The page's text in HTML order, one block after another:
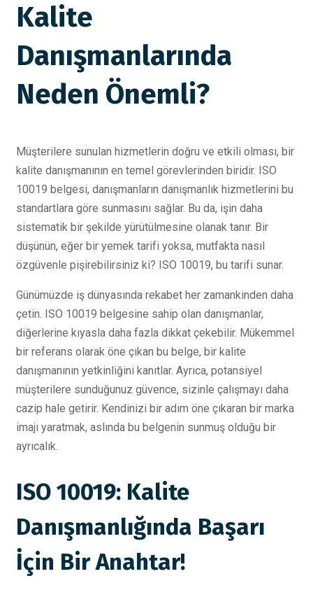
Kalite
Danışmanlarında
Neden Önemli?
Müşterilere sunulan hizmetlerin doğru ve etkili olması, bir
kalite danışmanının en temel görevlerinden biridir. ISO
10019 belgesi, danışmanların danışmanlık hizmetlerini bu
standartlara göre sunmasını sağlar. Bu da, işin daha
sistematik bir şekilde yürütülmesine olanak tanır. Bir
düşünün, eğer bir yemek tarifi yoksa, mutfakta nasıl
özgüvenle pişirebilirsiniz ki? ISO 10019, bu tarifi sunar.
Günümüzde iş dünyasında rekabet her zamankinden daha
çetin. ISO 10019 belgesine sahip olan danışmanlar,
diğerlerine kıyasla daha fazla dikkat çekebilir. Mükemmel
bir referans olarak öne çıkan bu belge, bir kalite
danışmanının yetkinliğini kanıtlar. Ayrıca, potansiyel
müşterilere sunduğunuz güvence, sizinle çalışmayı daha
cazip hale getirir. Kendinizi bir adım öne çıkaran bir marka
imajı yaratmak, aslında bu belgenin sunmuş olduğu bir
ayrıcalık.
ISO 10019: Kalite
Danışmanlığında Başarı
İçin Bir Anahtar!